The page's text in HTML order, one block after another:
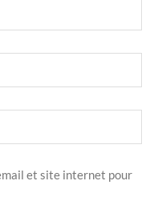
et site internet pour